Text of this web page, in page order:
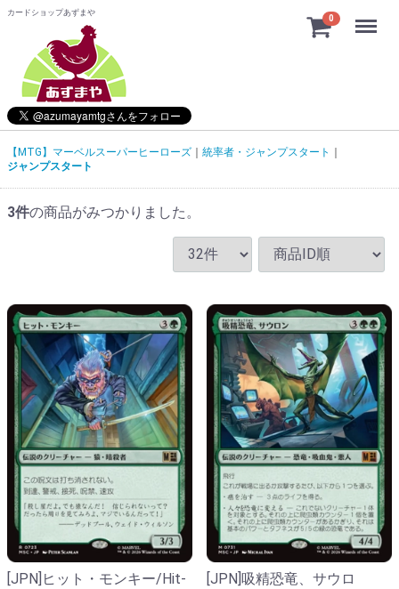
カードショップあずまや
0 Menu
【MTG】マーベルスーパーヒーローズ
統率者・ジャンプスタート
ジャンプスタート
3件の商品がみつかりました。
[JPN]ヒット・モンキー/Hit-
[JPN]吸精恐竜、サウロ